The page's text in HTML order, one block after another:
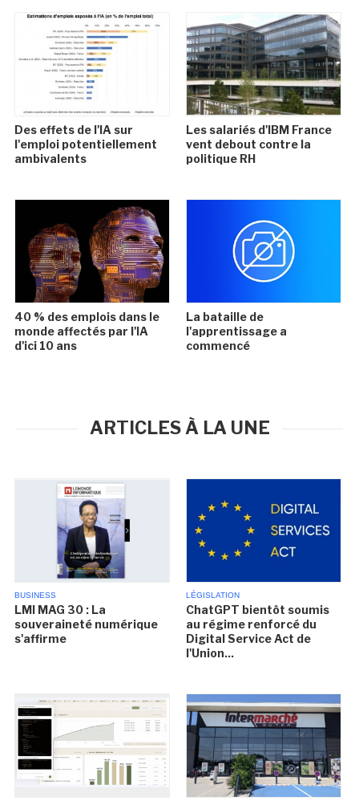
Des effets de l'IA sur
l'emploi potentiellement
ambivalents
Les salariés d'IBM France
vent debout contre la
politique RH
40 % des emplois dans le
monde affectés par l'IA
d'ici 10 ans
La bataille de
l'apprentissage a
commencé
ARTICLES À LA UNE
BUSINESS
LMI MAG 30 : La
souveraineté numérique
s'affirme
LÉGISLATION
ChatGPT bientôt soumis
au régime renforcé du
Digital Service Act de
l'Union...